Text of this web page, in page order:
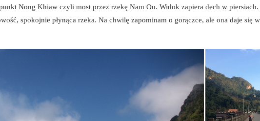
Nong Khiaw czyli most przez rzekę Nam Ou. Widok zapiera dech w
spokojnie płynąca rzeka. Na chwilę zapominam o gorączce, ale ona daje się